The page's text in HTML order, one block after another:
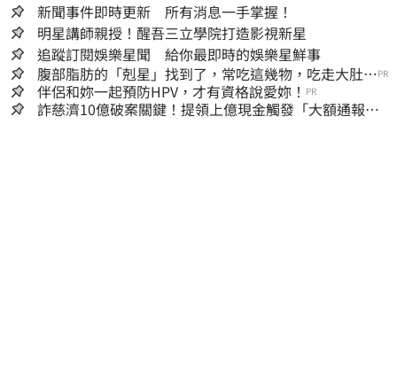
新聞事件即時更新 所有消息一手掌握！
明星講師親授！醒吾三立學院打造影視新星
追蹤訂閱娛樂星聞 給你最即時的娛樂星鮮事
腹部脂肪的「剋星」找到了，常吃這幾物，吃走大肚
囊，瘦出小蠻腰
PR
伴侶和妳一起預防HPV，才有資格說愛妳！ PR
詐慈濟10億破案關鍵！提領上億現金觸發「大額通報」